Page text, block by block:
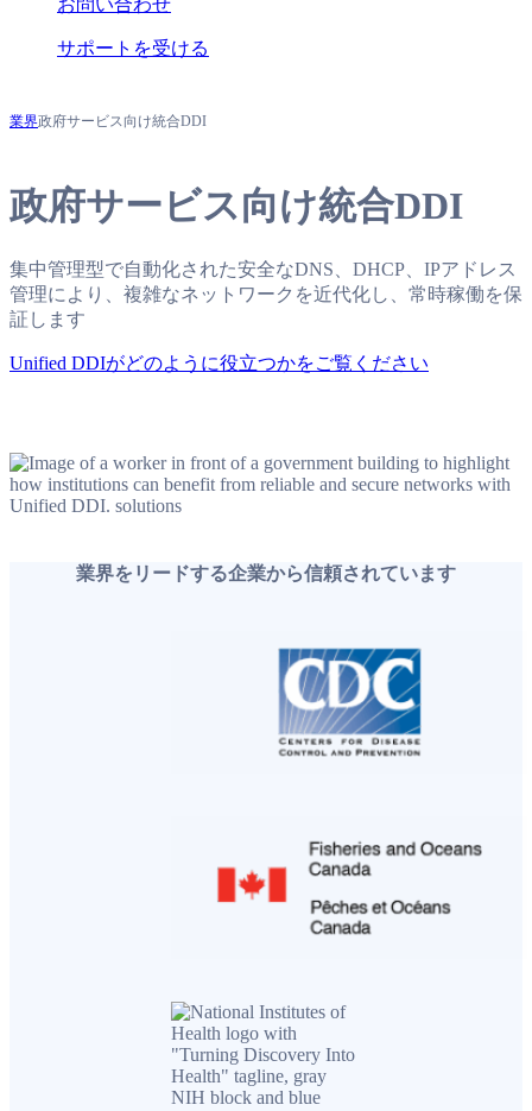
お問い合わせ
サポートを受ける
業界政府サービス向け統合DDI
政府サービス向け統合DDI
集中管理型で自動化された安全なDNS、DHCP、IPアドレス
管理により、複雑なネットワークを近代化し、常時稼働を保
証します
Unified DDIがどのように役立つかをご覧ください
業界をリードする企業から信頼されています